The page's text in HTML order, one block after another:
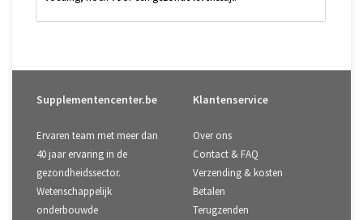
Supplementencenter.be
Ervaren team met meer dan
40 jaar ervaring in de
gezondheidssector.
Wetenschappelijk
onderbouwde
Klantenservice
Over ons
Contact & FAQ
Verzending & kosten
Betalen
Terugzenden